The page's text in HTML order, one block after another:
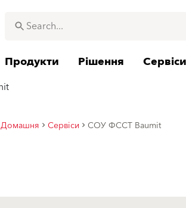
Продукти Рішення Сервіси
Домашня Сервіси СОУ ФССТ Baumit